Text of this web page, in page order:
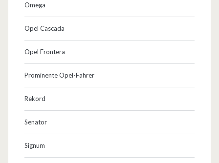
Omega
Opel Cascada
Opel Frontera
Prominente Opel-Fahrer
Rekord
Senator
Signum